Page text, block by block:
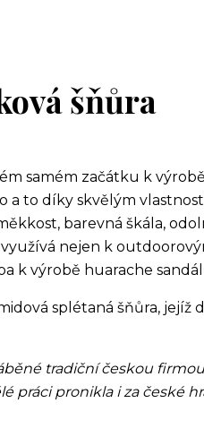
šňůra
samém začátku k
a to díky skvělým
barevná škála,
nejen k
k výrobě huarache
splétaná šňůra, jejíž
tradiční českou firmou
práci pronikla i za české